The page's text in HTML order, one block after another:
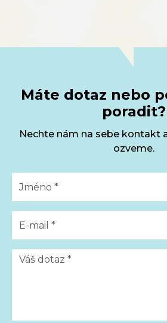
Máte dotaz nebo
poradit?
Nechte nám na sebe kontakt
ozveme.